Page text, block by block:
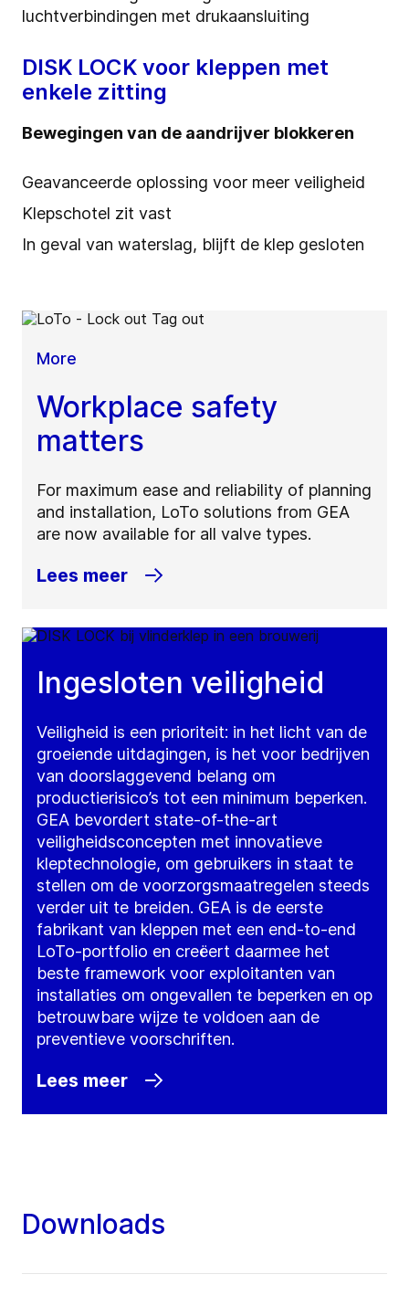
luchtverbindingen met drukaansluiting
DISK LOCK voor kleppen met
enkele zitting
Bewegingen van de aandrijver blokkeren
Geavanceerde oplossing voor meer veiligheid
Klepschotel zit vast
In geval van waterslag, blijft de klep gesloten
More
Workplace safety
matters
For maximum ease and reliability of planning
and installation, LoTo solutions from GEA
are now available for all valve types.
Lees meer
Ingesloten veiligheid
Veiligheid is een prioriteit: in het licht van de
groeiende uitdagingen, is het voor bedrijven
van doorslaggevend belang om
productierisico’s tot een minimum beperken.
GEA bevordert state-of-the-art
veiligheidsconcepten met innovatieve
kleptechnologie, om gebruikers in staat te
stellen om de voorzorgsmaatregelen steeds
verder uit te breiden. GEA is de eerste
fabrikant van kleppen met een end-to-end
LoTo-portfolio en creëert daarmee het
beste framework voor exploitanten van
installaties om ongevallen te beperken en op
betrouwbare wijze te voldoen aan de
preventieve voorschriften.
Lees meer
Downloads